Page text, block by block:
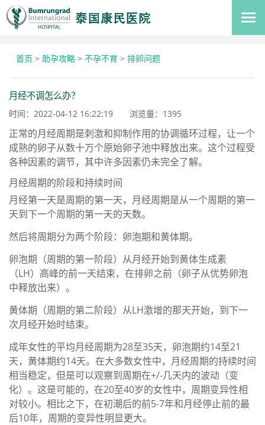
首页 > 助孕攻略 > 不孕不育 > 排卵问题
月经不调怎么办？
时间：2022-04-12 16:22:19 浏览量： 1395
正常的月经周期是刺激和抑制作用的协调循环过程，让一个
成熟的卵子从数十万个原始卵子池中释放出来。这个过程受
各种因素的调节，其中许多因素仍未完全了解。
月经周期的阶段和持续时间
月经第一天是周期的第一天，月经周期是从一个周期的第一
天到下一个周期的第一天的天数。
然后将周期分为两个阶段：卵泡期和黄体期。
卵泡期（周期的第一阶段）从月经开始到黄体生成素
（LH）高峰的前一天结束，在排卵之前（卵子从优势卵泡
中释放出来）。
黄体期（周期的第二阶段）从LH激增的那天开始，到下一
次月经开始时结束。
成年女性的平均月经周期为28至35天，卵泡期约14至21
天，黄体期约14天。在大多数女性中，月经周期的持续时间
相当稳定，但是可以观察到周期在+/-几天内的波动（变
化）。这是可能的，在20至40岁的女性中，周期变异性相
对较小。相比之下，在初潮后的前5-7年和月经停止前的最
后10年，周期的变异性明显更大。